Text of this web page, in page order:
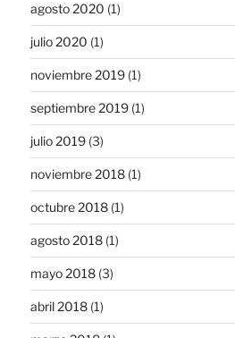
agosto 2020 (1)
julio 2020 (1)
noviembre 2019(1)
septiembre 2019(1)
julio 2019(3)
noviembre 2018(1)
octubre 2018(1)
agosto 2018(1)
mayo 2018(3)
abril 2018(1)